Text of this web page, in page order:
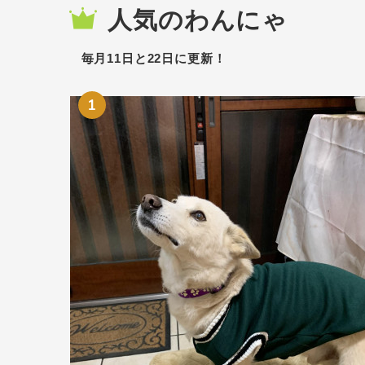
人気のわんにゃ
毎月11日と22日に更新！
1